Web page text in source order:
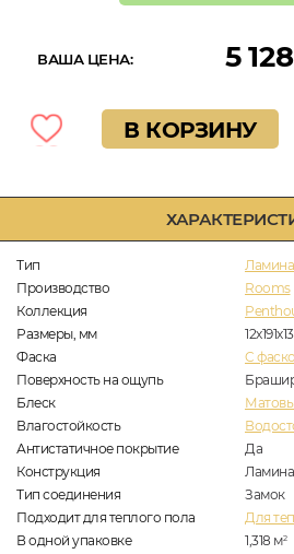
Тип
Производство
Rooms
Коллекция
Размеры, мм
Фаска
C
Поверхность на ощупь
Блеск
Влагостойкость
Антистатичное покрытие
Да
Конструкция
Тип соединения
Замок
Подходит для теплого пола
Для
В одной упаковке
1,318 м2
ВАША ЦЕНА: 5 128
В КОРЗИНУ